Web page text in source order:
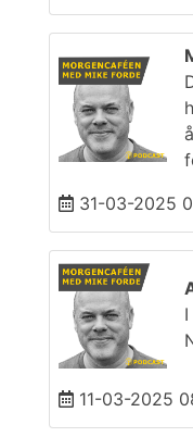
31-03-2025
11-03-2025